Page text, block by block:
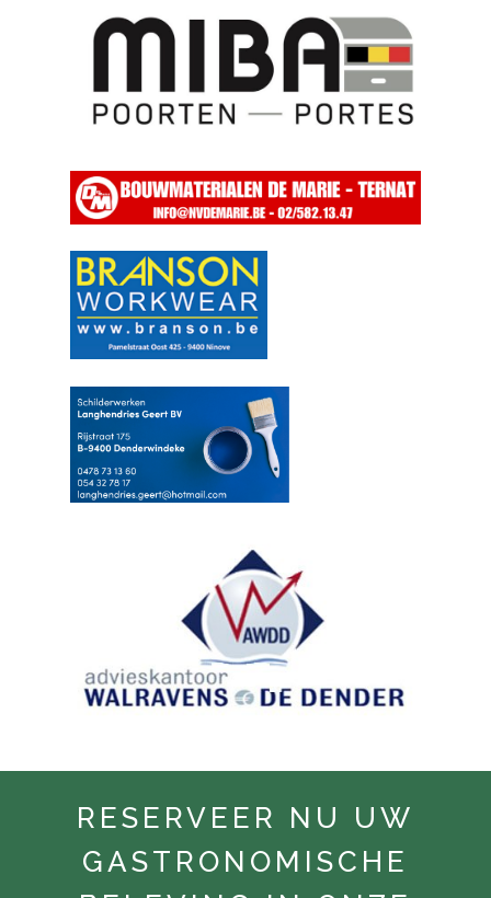
RESERVEER NU UW
GASTRONOMISCHE